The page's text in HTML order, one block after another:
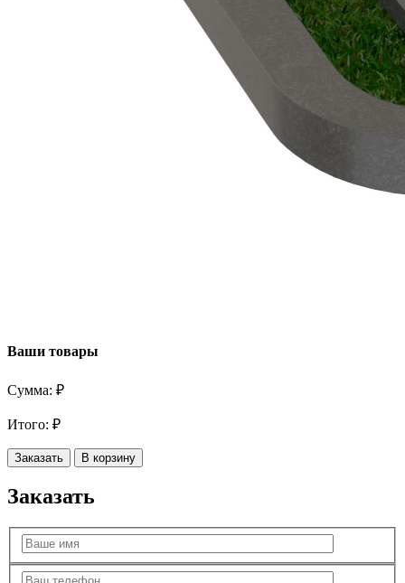
Ваши товары
Сумма: ₽
Итого: ₽
Заказать В корзину
Заказать